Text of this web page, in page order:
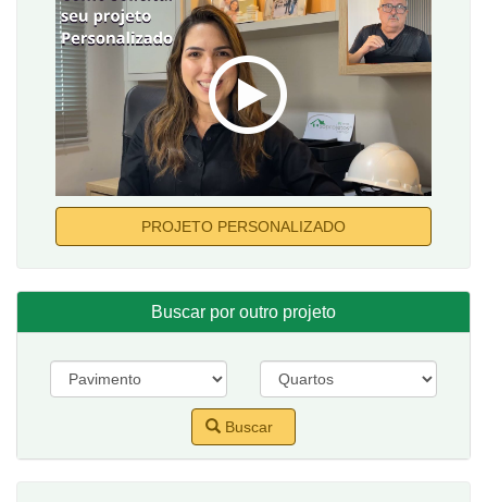
PROJETO PERSONALIZADO
Buscar por outro projeto
Buscar